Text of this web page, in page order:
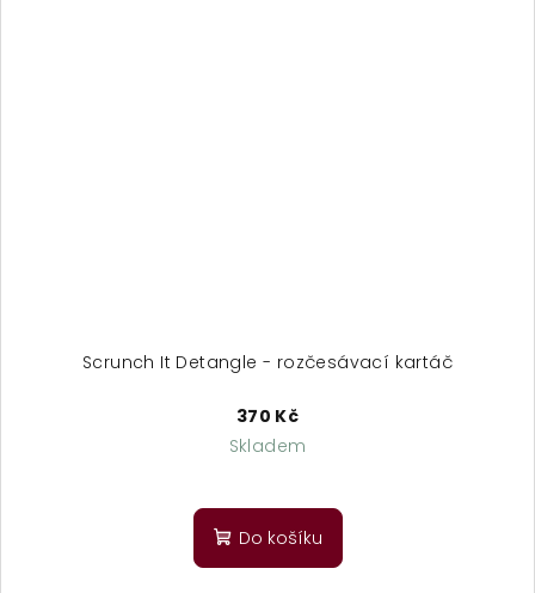
Scrunch It Detangle - rozčesávací kartáč
370 Kč
Skladem
Do košíku